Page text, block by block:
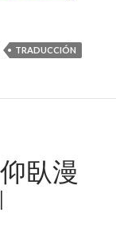
TRADUCCIÓN
臥漫